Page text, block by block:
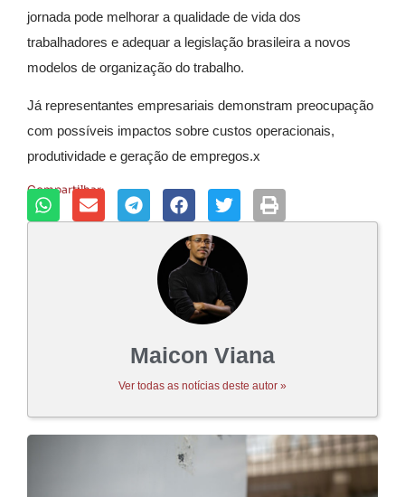
jornada pode melhorar a qualidade de vida dos
trabalhadores e adequar a legislação brasileira a novos
modelos de organização do trabalho.
Já representantes empresariais demonstram preocupação
com possíveis impactos sobre custos operacionais,
produtividade e geração de empregos.x
Compartilhar:
Maicon Viana
Ver todas as notícias deste autor »